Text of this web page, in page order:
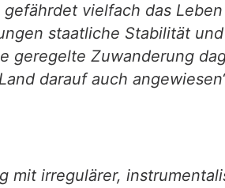
vielfach das
staatliche Stabilität
geregelte Zuwanderung
darauf auch
mit irregulärer,